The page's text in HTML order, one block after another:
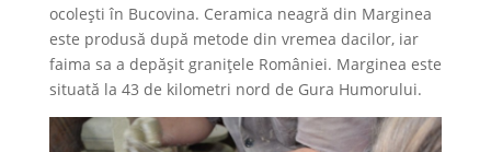
ocoleşti în Bucovina. Ceramica neagră din Marginea
este produsă după metode din vremea dacilor, iar
faima sa a depăşit graniţele României. Marginea este
situată la 43 de kilometri nord de Gura Humorului.